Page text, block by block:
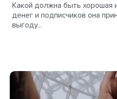
Какой должна быть хорошая
денег и подписчиков она
выгоду...